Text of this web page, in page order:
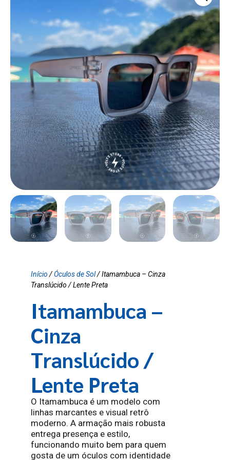
Início /Óculos de Sol/ Itamambuca – Cinza
Translúcido / Lente Preta
Itamambuca –
Cinza
Translúcido /
Lente Preta
O Itamambuca é um modelo com
linhas marcantes e visual retrô
moderno. A armação mais robusta
entrega presença e estilo,
funcionando muito bem para quem
gosta de um óculos com identidade